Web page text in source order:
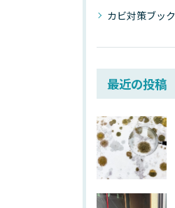
カビ対策ブック
最近の投稿